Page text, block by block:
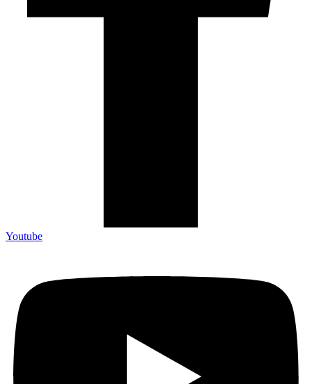
Youtube